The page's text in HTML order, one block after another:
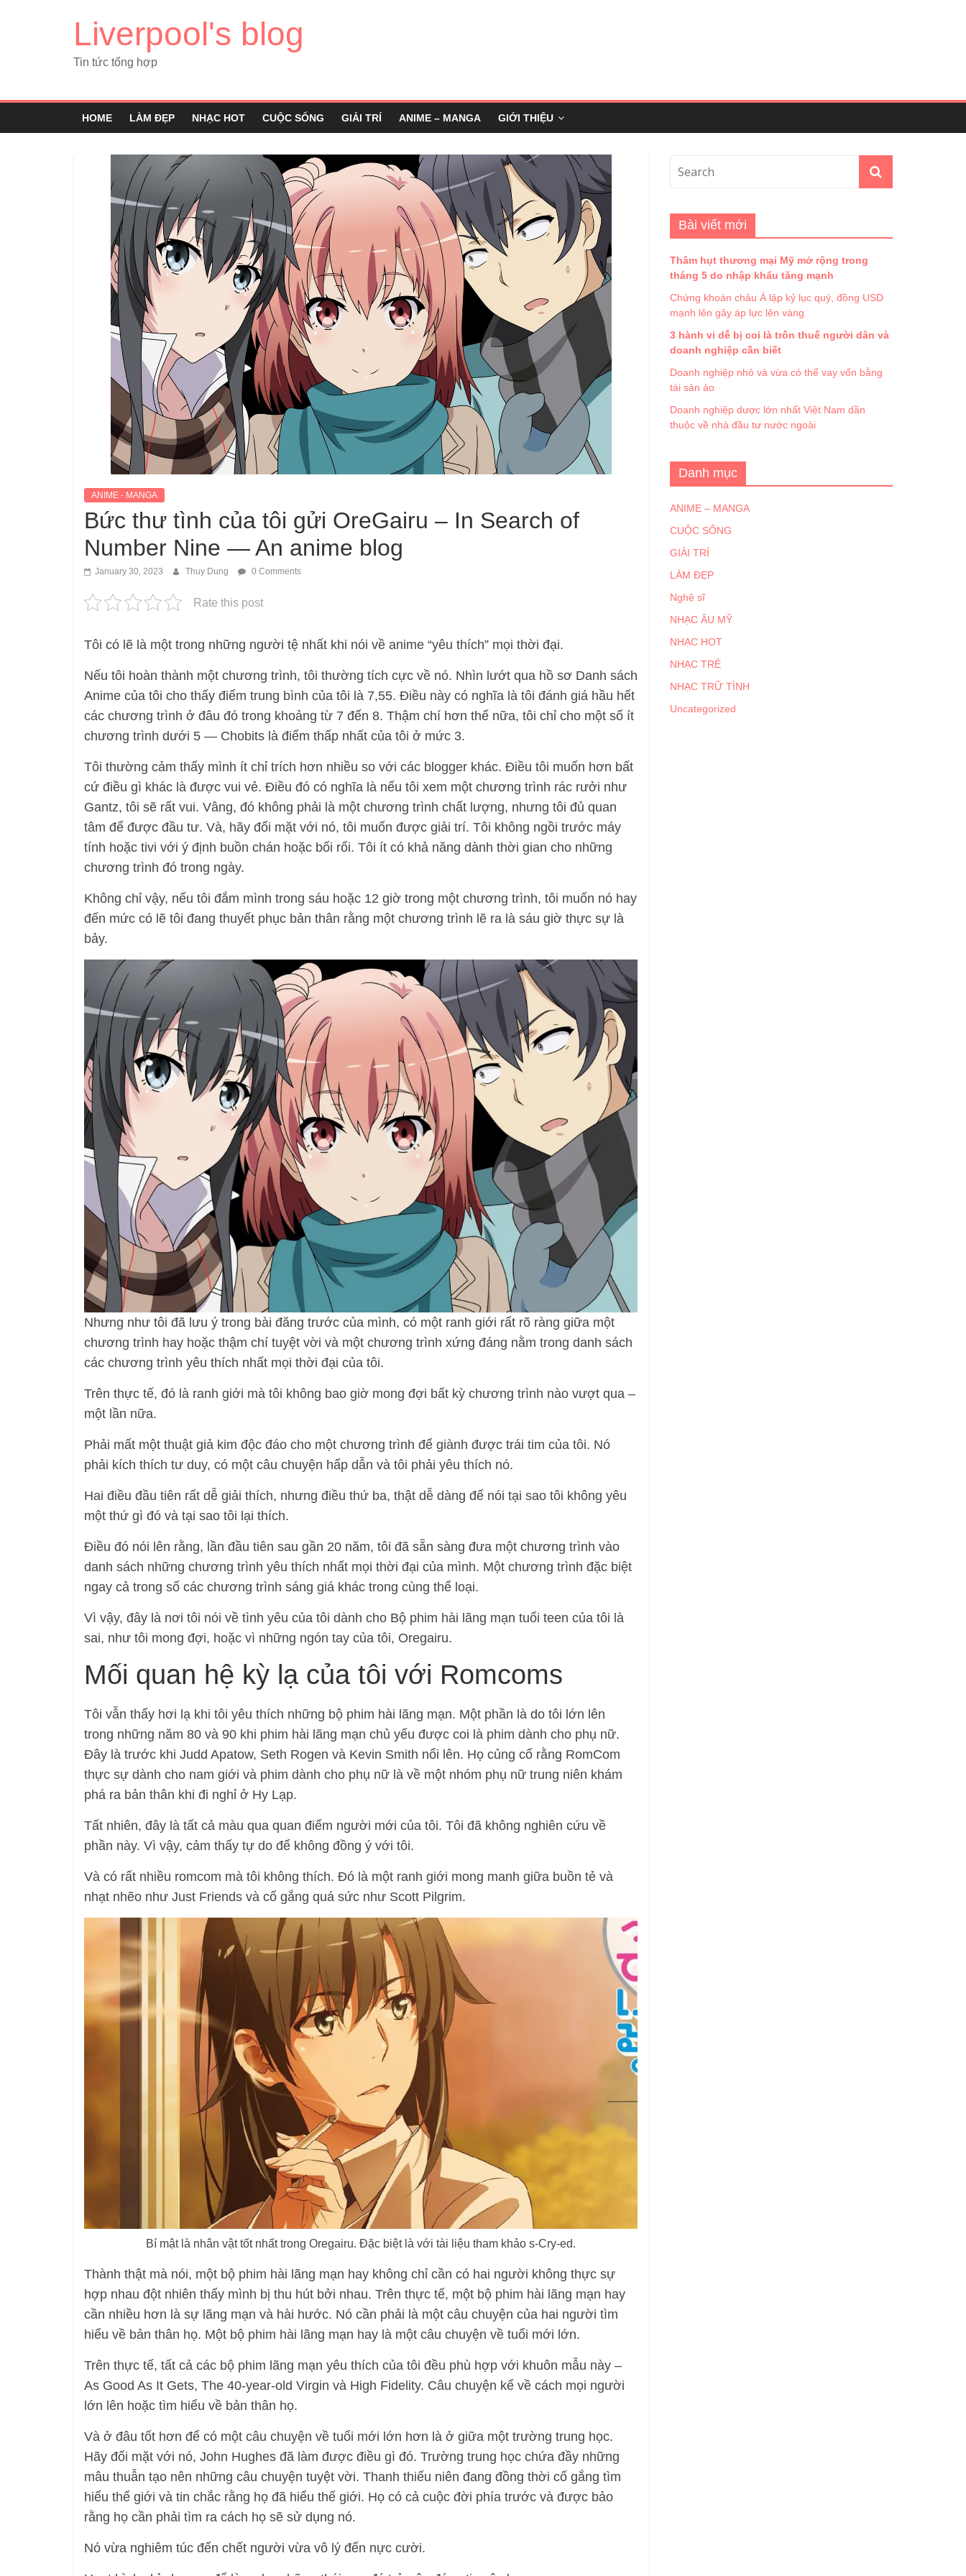
Liverpool's blog
Tin tức tổng hợp
HOME LÀM ĐẸP NHẠC HOT CUỘC SỐNG GIẢI TRÍ ANIME – MANGA GIỚI THIỆU
ANIME - MANGA
Bức thư tình của tôi gửi OreGairu – In Search of
Number Nine — An anime blog
January 30, 2023 Thuy Dung 0 Comments
Rate this post
Tôi có lẽ là một trong những người tệ nhất khi nói về anime “yêu thích” mọi thời đại.
Nếu tôi hoàn thành một chương trình, tôi thường tích cực về nó. Nhìn lướt qua hồ sơ Danh sách
Anime của tôi cho thấy điểm trung bình của tôi là 7,55. Điều này có nghĩa là tôi đánh giá hầu hết
các chương trình ở đâu đó trong khoảng từ 7 đến 8. Thậm chí hơn thế nữa, tôi chỉ cho một số ít
chương trình dưới 5 — Chobits là điểm thấp nhất của tôi ở mức 3.
Tôi thường cảm thấy mình ít chỉ trích hơn nhiều so với các blogger khác. Điều tôi muốn hơn bất
cứ điều gì khác là được vui vẻ. Điều đó có nghĩa là nếu tôi xem một chương trình rác rưởi như
Gantz, tôi sẽ rất vui. Vâng, đó không phải là một chương trình chất lượng, nhưng tôi đủ quan
tâm để được đầu tư. Và, hãy đối mặt với nó, tôi muốn được giải trí. Tôi không ngồi trước máy
tính hoặc tivi với ý định buồn chán hoặc bối rối. Tôi ít có khả năng dành thời gian cho những
chương trình đó trong ngày.
Không chỉ vậy, nếu tôi đắm mình trong sáu hoặc 12 giờ trong một chương trình, tôi muốn nó hay
đến mức có lẽ tôi đang thuyết phục bản thân rằng một chương trình lẽ ra là sáu giờ thực sự là
bảy.
Nhưng như tôi đã lưu ý trong bài đăng trước của mình, có một ranh giới rất rõ ràng giữa một
chương trình hay hoặc thậm chí tuyệt vời và một chương trình xứng đáng nằm trong danh sách
các chương trình yêu thích nhất mọi thời đại của tôi.
Trên thực tế, đó là ranh giới mà tôi không bao giờ mong đợi bất kỳ chương trình nào vượt qua –
một lần nữa.
Phải mất một thuật giả kim độc đáo cho một chương trình để giành được trái tim của tôi. Nó
phải kích thích tư duy, có một câu chuyện hấp dẫn và tôi phải yêu thích nó.
Hai điều đầu tiên rất dễ giải thích, nhưng điều thứ ba, thật dễ dàng để nói tại sao tôi không yêu
một thứ gì đó và tại sao tôi lại thích.
Điều đó nói lên rằng, lần đầu tiên sau gần 20 năm, tôi đã sẵn sàng đưa một chương trình vào
danh sách những chương trình yêu thích nhất mọi thời đại của mình. Một chương trình đặc biệt
ngay cả trong số các chương trình sáng giá khác trong cùng thể loại.
Vì vậy, đây là nơi tôi nói về tình yêu của tôi dành cho Bộ phim hài lãng mạn tuổi teen của tôi là
sai, như tôi mong đợi, hoặc vì những ngón tay của tôi, Oregairu.
Mối quan hệ kỳ lạ của tôi với Romcoms
Tôi vẫn thấy hơi lạ khi tôi yêu thích những bộ phim hài lãng mạn. Một phần là do tôi lớn lên
trong những năm 80 và 90 khi phim hài lãng mạn chủ yếu được coi là phim dành cho phụ nữ.
Đây là trước khi Judd Apatow, Seth Rogen và Kevin Smith nổi lên. Họ củng cố rằng RomCom
thực sự dành cho nam giới và phim dành cho phụ nữ là về một nhóm phụ nữ trung niên khám
phá ra bản thân khi đi nghỉ ở Hy Lạp.
Tất nhiên, đây là tất cả màu qua quan điểm người mới của tôi. Tôi đã không nghiên cứu về
phần này. Vì vậy, cảm thấy tự do để không đồng ý với tôi.
Và có rất nhiều romcom mà tôi không thích. Đó là một ranh giới mong manh giữa buồn tẻ và
nhạt nhẽo như Just Friends và cố gắng quá sức như Scott Pilgrim.
Bí mật là nhân vật tốt nhất trong Oregairu. Đặc biệt là với tài liệu tham khảo s-Cry-ed.
Thành thật mà nói, một bộ phim hài lãng mạn hay không chỉ cần có hai người không thực sự
hợp nhau đột nhiên thấy mình bị thu hút bởi nhau. Trên thực tế, một bộ phim hài lãng mạn hay
cần nhiều hơn là sự lãng mạn và hài hước. Nó cần phải là một câu chuyện của hai người tìm
hiểu về bản thân họ. Một bộ phim hài lãng mạn hay là một câu chuyện về tuổi mới lớn.
Trên thực tế, tất cả các bộ phim lãng mạn yêu thích của tôi đều phù hợp với khuôn mẫu này –
As Good As It Gets, The 40-year-old Virgin và High Fidelity. Câu chuyện kể về cách mọi người
lớn lên hoặc tìm hiểu về bản thân họ.
Và ở đâu tốt hơn để có một câu chuyện về tuổi mới lớn hơn là ở giữa một trường trung học.
Hãy đối mặt với nó, John Hughes đã làm được điều gì đó. Trường trung học chứa đầy những
mâu thuẫn tạo nên những câu chuyện tuyệt vời. Thanh thiếu niên đang đồng thời cố gắng tìm
hiểu thế giới và tin chắc rằng họ đã hiểu thế giới. Họ có cả cuộc đời phía trước và được bảo
rằng họ cần phải tìm ra cách họ sẽ sử dụng nó.
Nó vừa nghiêm túc đến chết người vừa vô lý đến nực cười.
Bài viết mới
Thâm hụt thương mại Mỹ mở rộng trong
tháng 5 do nhập khẩu tăng mạnh
Chứng khoán châu Á lập kỷ lục quý, đồng USD
mạnh lên gây áp lực lên vàng
3 hành vi dễ bị coi là trốn thuế người dân và
doanh nghiệp cần biết
Doanh nghiệp nhỏ và vừa có thể vay vốn bằng
tài sản ảo
Doanh nghiệp dược lớn nhất Việt Nam dần
thuộc về nhà đầu tư nước ngoài
Danh mục
ANIME – MANGA
CUỘC SỐNG
GIẢI TRÍ
LÀM ĐẸP
Nghệ sĩ
NHẠC ÂU MỸ
NHẠC HOT
NHẠC TRẺ
NHẠC TRỮ TÌNH
Uncategorized